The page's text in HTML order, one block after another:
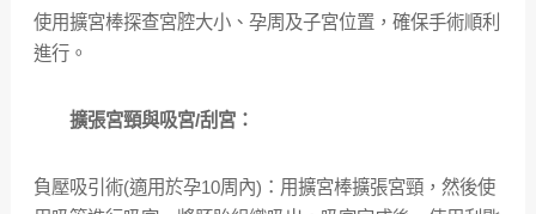
使用擴宮棒探查宮腔大小、孕周及子宮位置，確保手術順利
進行。
擴張宮頸與吸宮/刮宮：
負壓吸引術(適用於孕10周內)：用擴宮棒擴張宮頸，然後使